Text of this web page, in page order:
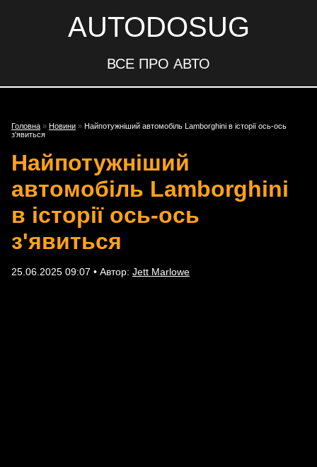
AUTODOSUG
ВСЕ ПРО АВТО
Головна » Новини » Найпотужніший автомобіль Lamborghini в історії ось-ось
з'явиться
Найпотужніший
автомобіль Lamborghini
в історії ось-ось
з'явиться
25.06.2025 09:07 • Автор: Jett Marlowe